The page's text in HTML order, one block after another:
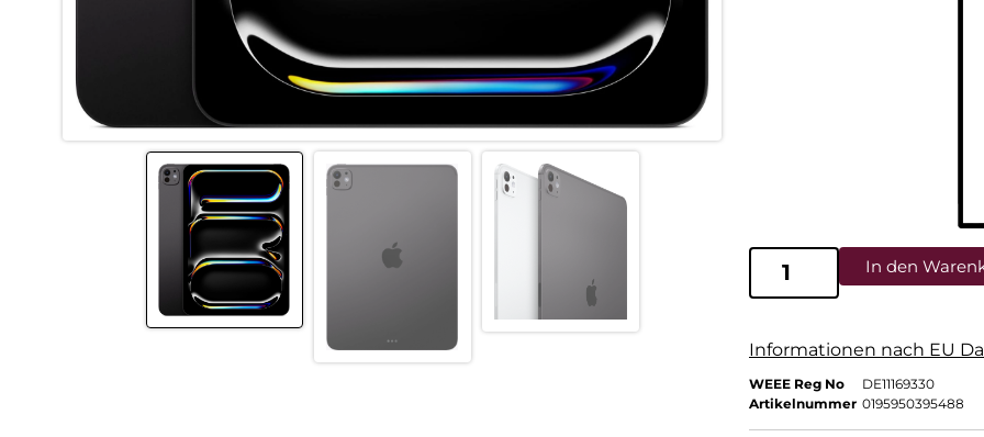
In den
Informationen nach EU
WEEE Reg No
DE11169330
Artikelnummer 0195950395488